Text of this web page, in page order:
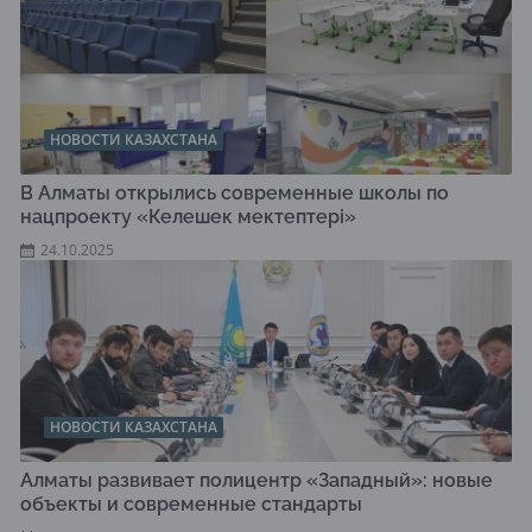
НОВОСТИ КАЗАХСТАНА
В Алматы открылись современные школы по
нацпроекту «Келешек мектептері»
24.10.2025
НОВОСТИ КАЗАХСТАНА
Алматы развивает полицентр «Западный»: новые
объекты и современные стандарты